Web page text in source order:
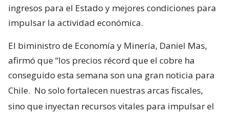
ingresos para el Estado y mejores condiciones para
impulsar la actividad económica.
El biministro de Economía y Minería, Daniel Mas,
afirmó que “los precios récord que el cobre ha
conseguido esta semana son una gran noticia para
Chile. No solo fortalecen nuestras arcas fiscales,
sino que inyectan recursos vitales para impulsar el